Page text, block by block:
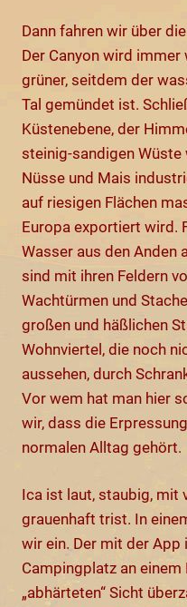
Dann fahren wir über
Der Canyon wird
grüner, seitdem der
Tal gemündet ist.
Küstenebene, der
steinig-sandigen Wüste
Nüsse und Mais
auf riesigen Flächen
Europa exportiert wird.
Wasser aus den Anden
sind mit ihren Feldern
Wachtürmen und
großen und häßlichen
Wohnviertel, die noch
aussehen, durch
Vor wem hat man hier
wir, dass die
normalen Alltag gehört.
Ica ist laut, staubig, mit
grauenhaft trist. In
wir ein. Der mit der App
Campingplatz an
„abhärteten“ Sicht